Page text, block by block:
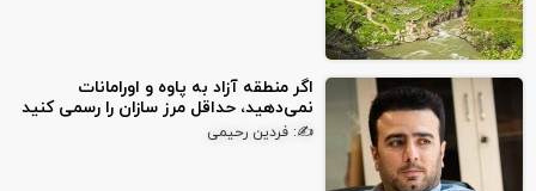
اگر منطقه آزاد به پاوه و اورامانات
نمی‌دهید، حداقل مرز سازان را رسمی کنید
✍: فردین رحیمی